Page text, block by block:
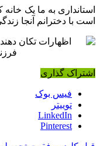
استانداری به ما یک خانه
است با دخترانم آنجا
اشتراک گذاری
فیس بوک
توییتر
LinkedIn
Pinterest